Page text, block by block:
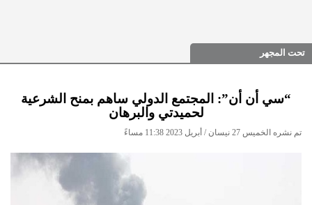
تحت المجهر
“سي أن أن”: المجتمع الدولي ساهم بمنح الشرعية
لحميدتي والبرهان
تم نشره الخميس 27 نيسان / أبريل 2023 11:38 مساءً